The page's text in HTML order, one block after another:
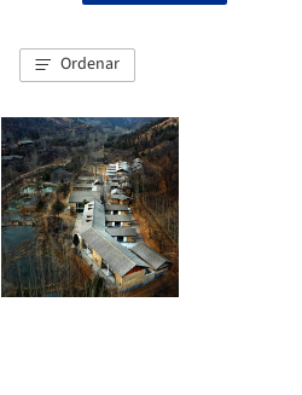
Ordenar